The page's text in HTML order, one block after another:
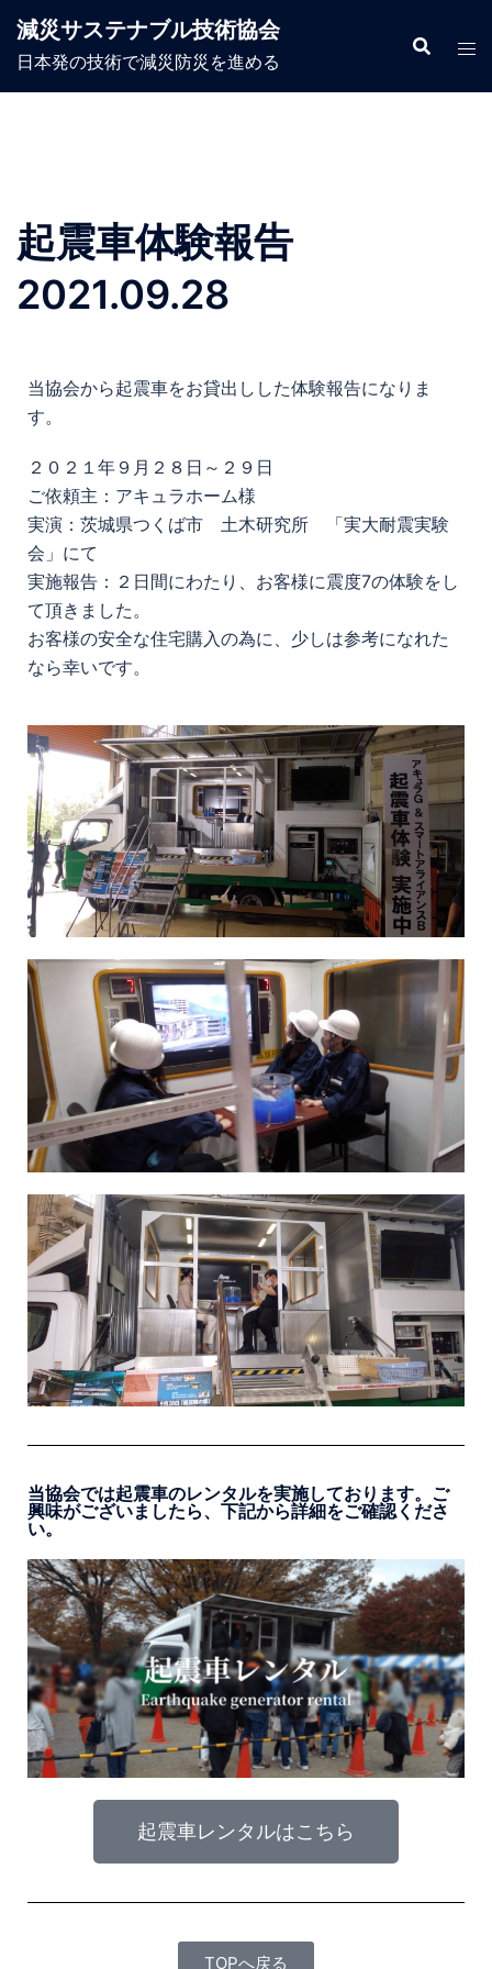
減災サステナブル技術協会
日本発の技術で減災防災を進める
起震車体験報告
2021.09.28
当協会から起震車をお貸出しした体験報告になりま
す。
２０２１年９月２８日～２９日
ご依頼主：アキュラホーム様
実演：茨城県つくば市 土木研究所 「実大耐震実験
会」にて
実施報告：２日間にわたり、お客様に震度7の体験をし
て頂きました。
お客様の安全な住宅購入の為に、少しは参考になれた
なら幸いです。
当協会では起震車のレンタルを実施しております。ご
興味がございましたら、下記から詳細をご確認くださ
い。
起震車レンタルはこちら
TOPへ戻る